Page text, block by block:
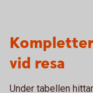
vid resa
Under tabellen